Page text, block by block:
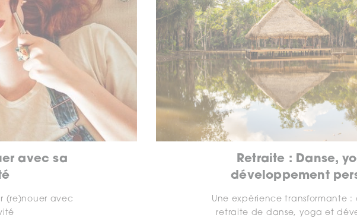
avec sa
(re)nouer avec
Retraite : Danse,
développement
Une expérience transformante :
retraite de danse, yoga et